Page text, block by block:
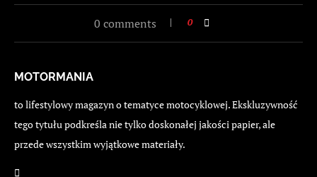
0 comments 0
MOTORMANIA
to lifestylowy magazyn o tematyce motocyklowej. Ekskluzywność
tego tytułu podkreśla nie tylko doskonałej jakości papier, ale
przede wszystkim wyjątkowe materiały.